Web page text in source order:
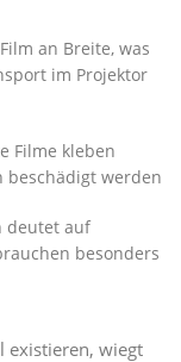
an Breite, was
im Projektor
Filme kleben
beschädigt werden
deutet auf
besonders
existieren, wiegt